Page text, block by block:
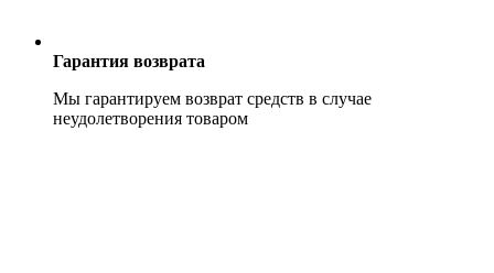
Гарантия возврата
Мы гарантируем возврат средств в случае
неудолетворения товаром